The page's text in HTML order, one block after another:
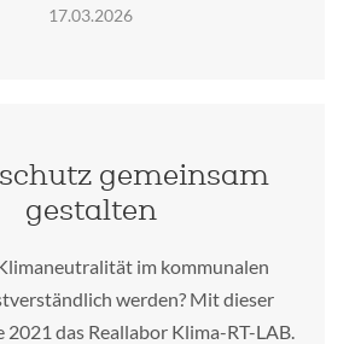
17.03.2026
gemeinsam
gestalten
im kommunalen
werden? Mit dieser
2021 das Reallabor Klima-RT-LAB.